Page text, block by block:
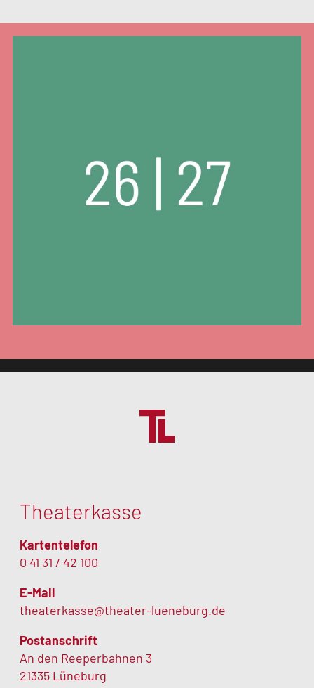
Theaterkasse
Kartentelefon
0 41 31 / 42 100
E-Mail
theaterkasse@theater-lueneburg.de
Postanschrift
An den Reeperbahnen 3
21335 Lüneburg